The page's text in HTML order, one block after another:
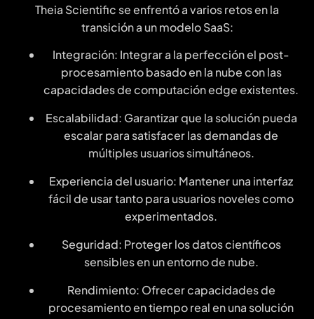
Theia Scientific se enfrentó a varios retos en la
transición a un modelo SaaS:
Integración: Integrar a la perfección el post-
procesamiento basado en la nube con las
capacidades de computación edge existentes.
Escalabilidad: Garantizar que la solución pueda
escalar para satisfacer las demandas de
múltiples usuarios simultáneos.
Experiencia del usuario: Mantener una interfaz
fácil de usar tanto para usuarios noveles como
experimentados.
Seguridad: Proteger los datos científicos
sensibles en un entorno de nube.
Rendimiento: Ofrecer capacidades de
procesamiento en tiempo real en una solución